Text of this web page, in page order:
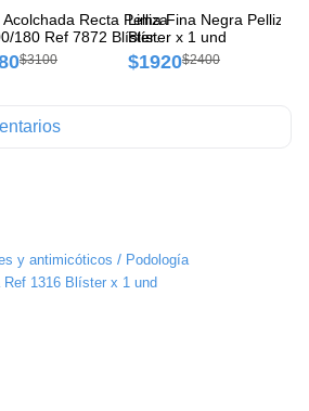
y antimicóticos / Podología
1316 Blíster x 1 und
Acolchada Recta Pelliza
180 Ref 7872 Blíster x
$3100
Lima Fina Negra Pelliza 7"
Blíster x 1 und
$1920$2400